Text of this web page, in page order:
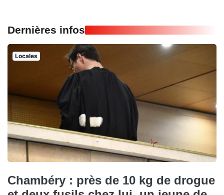
Dernières infos
Locales
Chambéry : près de 10 kg de drogue